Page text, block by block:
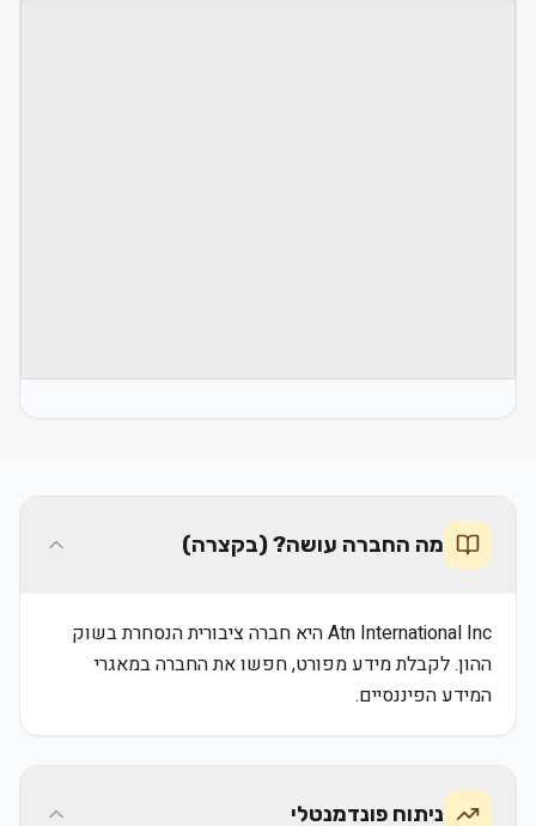
מה החברה עושה? (בקצרה)
Atn International Inc היא חברה ציבורית הנסחרת בשוק
ההון. לקבלת מידע מפורט, חפשו את החברה במאגרי
המידע הפיננסיים.
ניתוח פונדמנטלי